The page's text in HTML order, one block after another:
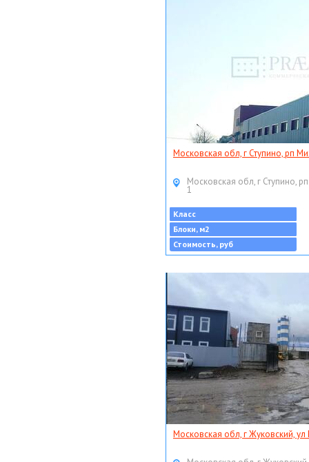
Московская обл, г Ступино, рп
Московская обл, г Ступино,
1
Класс
Блоки, м2
Стоимость, руб
Московская обл, г Жуковский,